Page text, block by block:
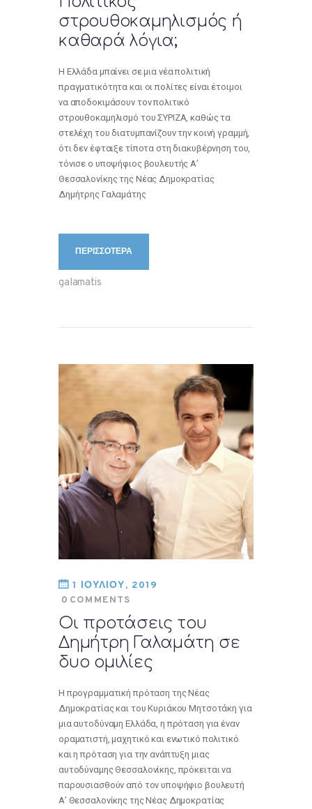
στρουθοκαμηλισμός ή
καθαρά λόγια;
Η Ελλάδα μπαίνει σε μια νέα πολιτική
πραγματικότητα και οι πολίτες είναι έτοιμοι
να αποδοκιμάσουν τον πολιτικό
στρουθοκαμηλισμό του ΣΥΡΙΖΑ, καθώς τα
στελέχη του διατυμπανίζουν την κοινή γραμμή,
ότι δεν έφταιξε τίποτα στη διακυβέρνηση του,
τόνισε ο υποψήφιος βουλευτής Α’
Θεσσαλονίκης της Νέας Δημοκρατίας
Δημήτρης Γαλαμάτης
ΠΕΡΙΣΣΟΤΕΡΑ
galamatis
1 ΙΟΥΛΙΟΥ, 2019
0 COMMENTS
Οι προτάσεις του
Δημήτρη Γαλαμάτη σε
δυο ομιλίες
Η προγραμματική πρόταση της Νέας
Δημοκρατίας και του Κυριάκου Μητσοτάκη για
μια αυτοδύναμη Ελλάδα, η πρόταση για έναν
οραματιστή, μαχητικό και ενωτικό πολιτικό
και η πρόταση για την ανάπτυξη μιας
αυτοδύναμης Θεσσαλονίκης, πρόκειται να
παρουσιασθούν από τον υποψήφιο βουλευτή
Α’ Θεσσαλονίκης της Νέας Δημοκρατίας